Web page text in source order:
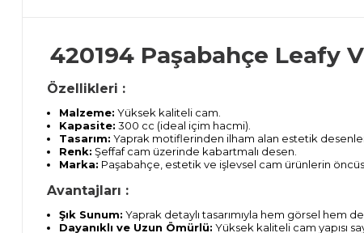
420194 Paşabahçe Leafy
Özellikleri :
Malzeme: Yüksek kaliteli cam.
Kapasite: 300 cc (ideal içim hacmi).
Tasarım: Yaprak motiflerinden ilham alan estetik
Renk: Şeffaf cam üzerinde kabartmalı desen.
Marka: Paşabahçe, estetik ve işlevsel cam ürünlerin
Avantajları :
Şık Sunum: Yaprak detaylı tasarımıyla hem görsel hem
Dayanıklı ve Uzun Ömürlü: Yüksek kaliteli cam yapısı